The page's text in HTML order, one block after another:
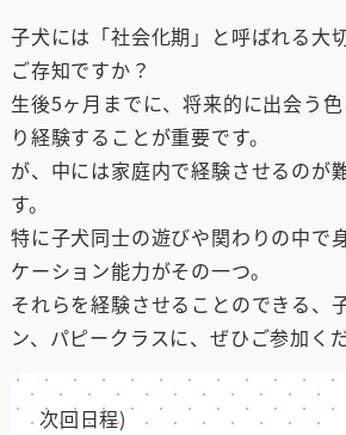
子犬には「社会化期」と呼ばれる大
ご存知ですか？
生後5ヶ月までに、将来的に出会う
り経験することが重要です。
が、中には家庭内で経験させるのが
す。
特に子犬同士の遊びや関わりの中で
ケーション能力がその一つ。
それらを経験させることのできる、
ン、パピークラスに、ぜひご参加く
次回日程)